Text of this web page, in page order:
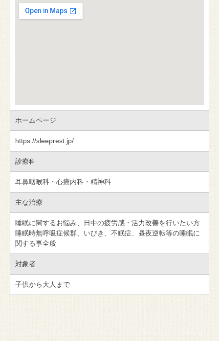
ホームページ
https://sleeprest.jp/
診療科
耳鼻咽喉科・心療内科・精神科
主な治療
睡眠に関するお悩み、日中の疲労感・活力改善を行いたい方
睡眠時無呼吸症候群、いびき、不眠症、昼夜逆転等の睡眠に
関する事全般
対象者
子供から大人まで